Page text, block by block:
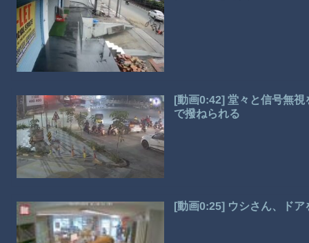
[動画0:42] 堂々と信号無
で撥ねられる
[動画0:25] ウシさん、ドア